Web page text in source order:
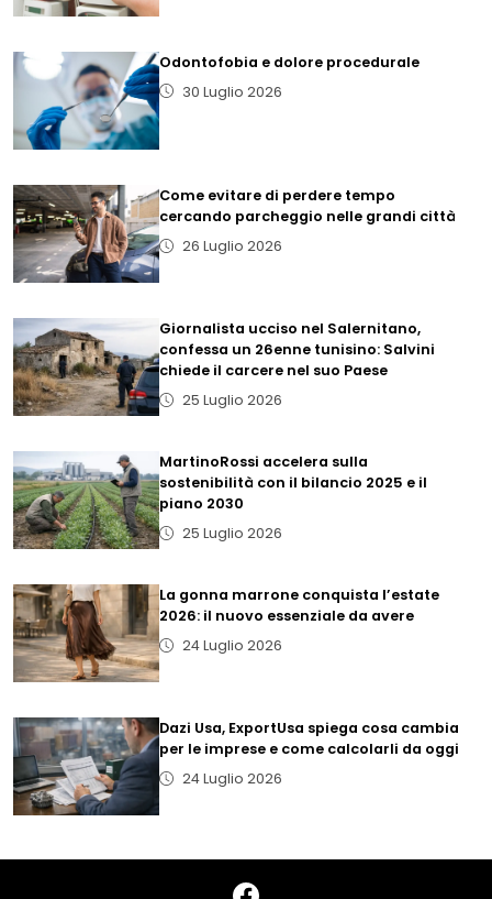
Odontofobia e dolore procedurale
30 Luglio 2026
Come evitare di perdere tempo
cercando parcheggio nelle grandi città
26 Luglio 2026
Giornalista ucciso nel Salernitano,
confessa un 26enne tunisino: Salvini
chiede il carcere nel suo Paese
25 Luglio 2026
MartinoRossi accelera sulla
sostenibilità con il bilancio 2025 e il
piano 2030
25 Luglio 2026
La gonna marrone conquista l’estate
2026: il nuovo essenziale da avere
24 Luglio 2026
Dazi Usa, ExportUsa spiega cosa cambia
per le imprese e come calcolarli da oggi
24 Luglio 2026